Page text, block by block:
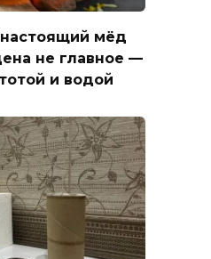
настоящий мёд
не главное —
и водой